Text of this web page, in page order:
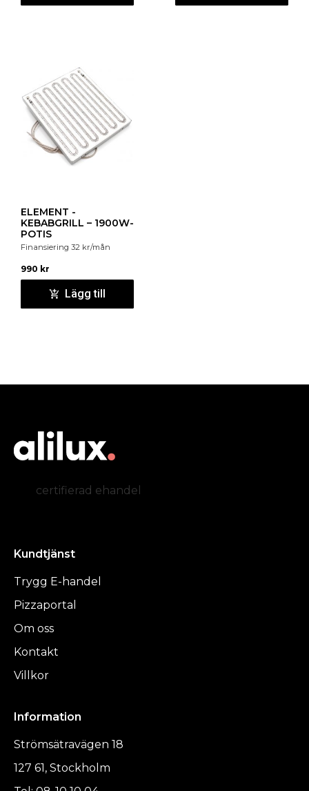
ELEMENT -
KEBABGRILL – 1900W-
POTIS
Finansiering 32 kr/mån
990 kr
Lägg till
certifierad ehandel
Kundtjänst
Trygg E-handel
Pizzaportal
Om oss
Kontakt
Villkor
Information
Strömsätravägen 18
127 61, Stockholm